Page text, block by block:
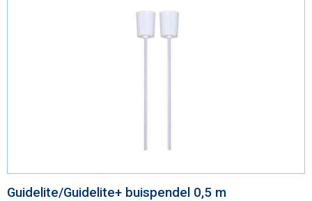
Guidelite/Guidelite+ buispendel 0,5 m